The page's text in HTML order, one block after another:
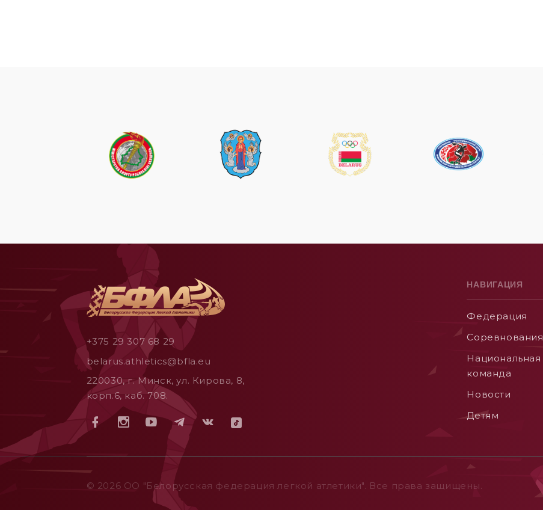
+375 29 307 68 29
belarus.athletics@bfla.eu
220030, г. Минск, ул. Кирова, 8,
корп.6, каб. 708.
НАВИГАЦИЯ
Федерация
Соревнования
Национальная
команда
Новости
Детям
© 2026 ОO "Белорусская федерация легкой атлетики". Все права защищены.